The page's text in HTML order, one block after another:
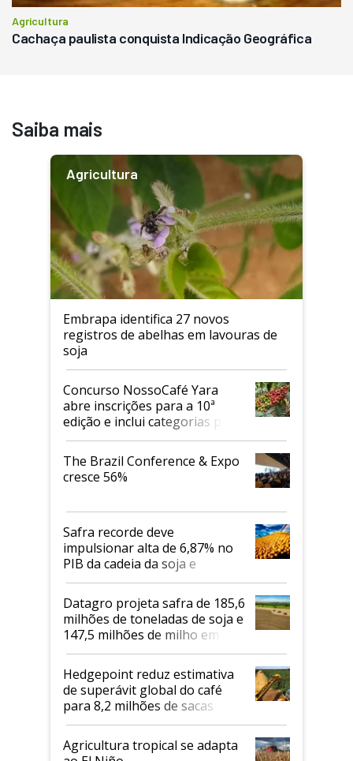
Agricultura
Cachaça paulista conquista Indicação Geográfica
Saiba mais
Agricultura
Embrapa identifica 27 novos
registros de abelhas em lavouras de
soja
Concurso NossoCafé Yara
abre inscrições para a 10ª
edição e inclui categorias para
cafés Canephora
The Brazil Conference & Expo
cresce 56%
Safra recorde deve
impulsionar alta de 6,87% no
PIB da cadeia da soja e
biodiesel em 2026
Datagro projeta safra de 185,6
milhões de toneladas de soja e
147,5 milhões de milho em
2026/27
Hedgepoint reduz estimativa
de superávit global do café
para 8,2 milhões de sacas
Agricultura tropical se adapta